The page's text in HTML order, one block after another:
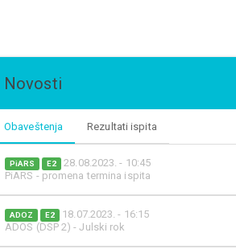
Novosti
Obaveštenja Rezultati ispita
PiARS E2
28.08.2023. - 10:45
PiARS - promena termina ispita
ADOZ E2
18.07.2023. - 16:15
ADOS (DSP 2) - Julski rok